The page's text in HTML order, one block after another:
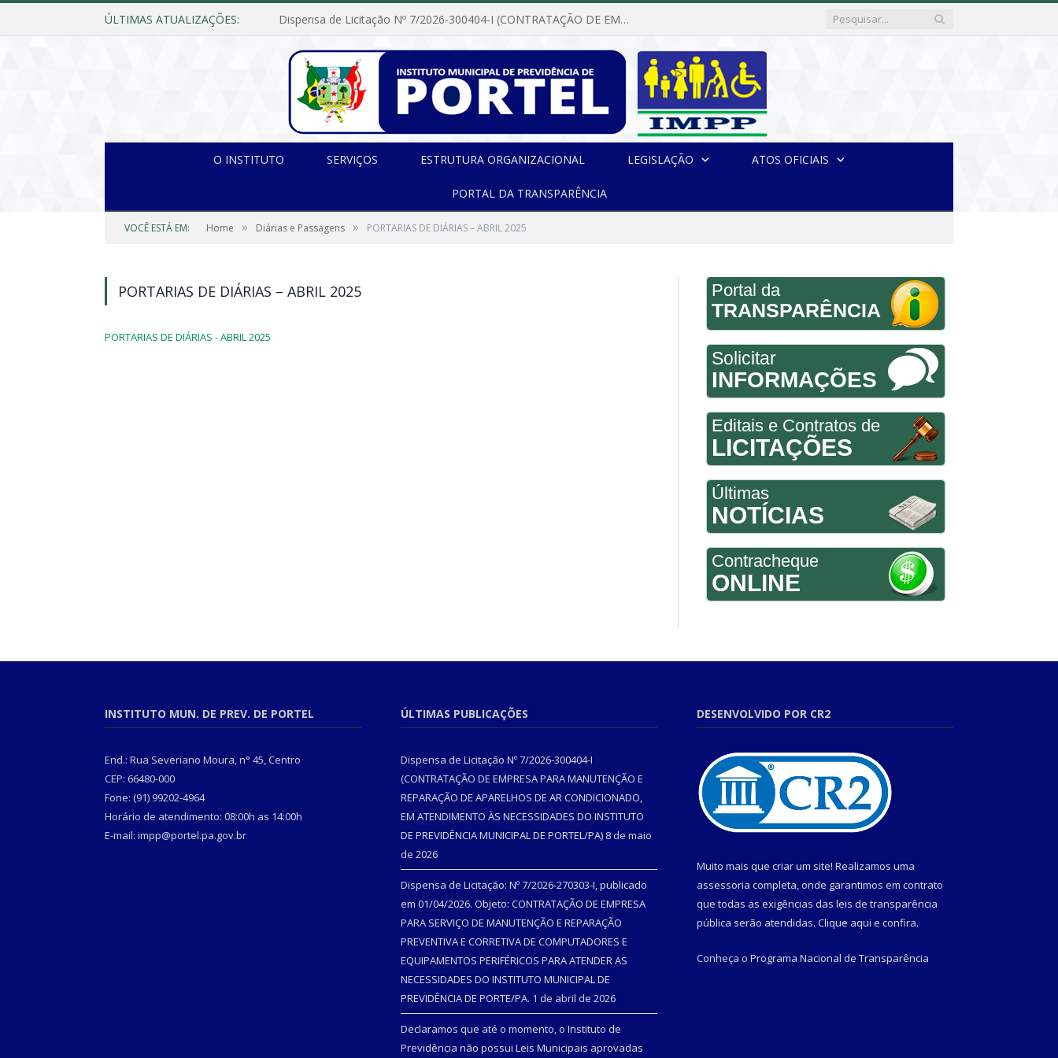
ÚLTIMAS ATUALIZAÇÕES: Dispensa de Licitação Nº 7/2026-300404-I (CONTRATAÇÃO DE EMPRESA PARA MANUTENÇÃO E REPARAÇÃO DE APARELHOS DE AR CONDICIONADO, EM ATENDIMENTO ÀS NECESSIDADES DO INSTITUTO DE PREVIDÊNCIA MUNICIPAL DE PORTEL/PA)
O INSTITUTO SERVIÇOS ESTRUTURA ORGANIZACIONAL LEGISLAÇÃO ATOS OFICIAIS
PORTAL DA TRANSPARÊNCIA
VOCÊ ESTÁ EM: Home » Diárias e Passagens » PORTARIAS DE DIÁRIAS – ABRIL 2025
PORTARIAS DE DIÁRIAS – ABRIL 2025
PORTARIAS DE DIÁRIAS - ABRIL 2025
Portal da
TRANSPARÊNCIA
Solicitar
INFORMAÇÕES
Editais e Contratos de
LICITAÇÕES
Últimas
NOTÍCIAS
Contracheque
ONLINE
INSTITUTO MUN. DE PREV. DE PORTEL
End.: Rua Severiano Moura, n° 45, Centro
CEP: 66480-000
Fone: (91) 99202-4964
Horário de atendimento: 08:00h as 14:00h
E-mail: impp@portel.pa.gov.br
ÚLTIMAS PUBLICAÇÕES
Dispensa de Licitação Nº 7/2026-300404-I
(CONTRATAÇÃO DE EMPRESA PARA MANUTENÇÃO E
REPARAÇÃO DE APARELHOS DE AR CONDICIONADO,
EM ATENDIMENTO ÀS NECESSIDADES DO INSTITUTO
DE PREVIDÊNCIA MUNICIPAL DE PORTEL/PA) 8 de maio
de 2026
Dispensa de Licitação: Nº 7/2026-270303-I, publicado
em 01/04/2026. Objeto: CONTRATAÇÃO DE EMPRESA
PARA SERVIÇO DE MANUTENÇÃO E REPARAÇÃO
PREVENTIVA E CORRETIVA DE COMPUTADORES E
EQUIPAMENTOS PERIFÉRICOS PARA ATENDER AS
NECESSIDADES DO INSTITUTO MUNICIPAL DE
PREVIDÊNCIA DE PORTE/PA. 1 de abril de 2026
Declaramos que até o momento, o Instituto de
Previdência não possui Leis Municipais aprovadas
DESENVOLVIDO POR CR2
Muito mais que criar um site! Realizamos uma
assessoria completa, onde garantimos em contrato
que todas as exigências das leis de transparência
pública serão atendidas. Clique aqui e confira.
Conheça o Programa Nacional de Transparência